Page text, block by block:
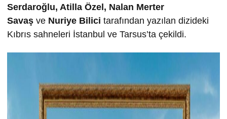
Serdaroğlu, Atilla Özel, Nalan Merter
Savaş ve Nuriye Bilici tarafından yazılan dizideki
Kıbrıs sahneleri İstanbul ve Tarsus’ta çekildi.